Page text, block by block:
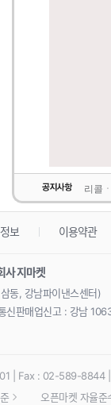
리콜
보 이용약관
사 지마켓
동, 강남파이낸스센터)
판매업신고 : 강남
| Fax : 02-589-8844
오픈마켓 자율준